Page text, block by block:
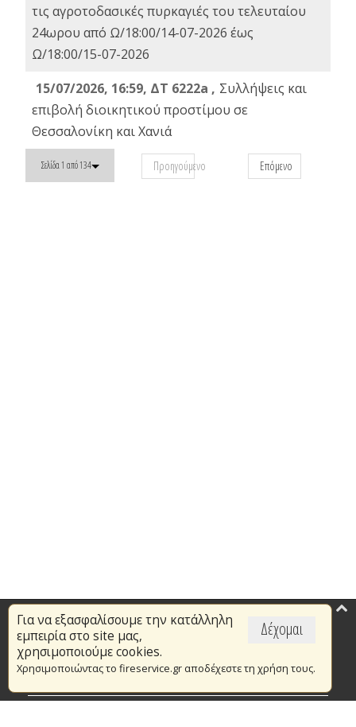
τις αγροτοδασικές πυρκαγιές του τελευταίου
24ωρου από Ω/18:00/14-07-2026 έως
Ω/18:00/15-07-2026
15/07/2026, 16:59, ΔΤ 6222a , Συλλήψεις και
επιβολή διοικητικού προστίμου σε
Θεσσαλονίκη και Χανιά
Σελίδα 1 από 134 Προηγούμενο Επόμενο
Δέχομαι
Για να εξασφαλίσουμε την κατάλληλη
εμπειρία στο site μας,
χρησιμοποιούμε cookies.
Χρησιμοποιώντας το fireservice.gr αποδέχεστε τη χρήση τους.
Επικαιρότητα
Το Πυροσβεστικό Σώμα